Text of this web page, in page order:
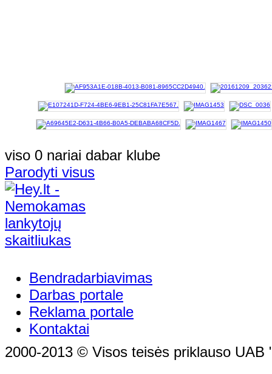
viso 0 nariai dabar klube
Parodyti visus
Bendradarbiavimas
Darbas portale
Reklama portale
Kontaktai
2000-2013 © Visos teisės priklauso UAB